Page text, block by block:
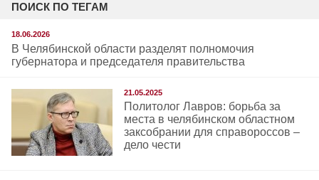
ПОИСК ПО ТЕГАМ
18.06.2026
В Челябинской области разделят полномочия
губернатора и председателя правительства
21.05.2025
Политолог Лавров: борьба за
места в челябинском областном
заксобрании для справороссов –
дело чести